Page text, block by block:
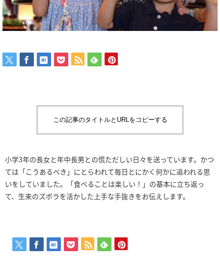
この記事のタイトルとURLをコピーする
小学3年の長女と年中長男との慌ただしい日々を送っています。かつ
ては「こうあるべき」にとらわれて毎日とにかく何かに追われる思
いをしていました。「食べることは楽しい！」の基本に立ち返っ
て、生来のズボラを活かした上手な手抜きをお伝えします。